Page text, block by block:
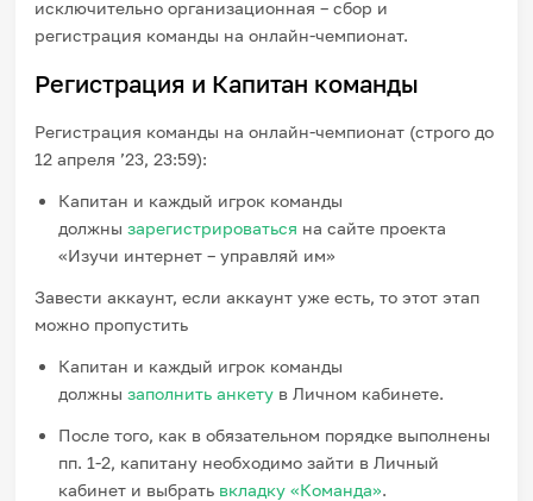
исключительно организационная – сбор и
регистрация команды на онлайн-чемпионат.
Регистрация и Капитан команды
Регистрация команды на онлайн-чемпионат (строго до
12 апреля ’23, 23:59):
Капитан и каждый игрок команды
должнызарегистрироваться на сайте проекта
«Изучи интернет – управляй им»
Завести аккаунт, если аккаунт уже есть, то этот этап
можно пропустить
Капитан и каждый игрок команды
должнызаполнить анкету в Личном кабинете.
После того, как в обязательном порядке выполнены
пп. 1-2, капитану необходимо зайти в Личный
кабинет и выбрать вкладку «Команда».